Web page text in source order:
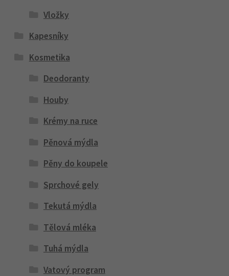
Vložky
Kapesníky
Kosmetika
Deodoranty
Houby
Krémy na ruce
Pěnová mýdla
Pěny do koupele
Sprchové gely
Tekutá mýdla
Tělová mléka
Tuhá mýdla
Vatový program